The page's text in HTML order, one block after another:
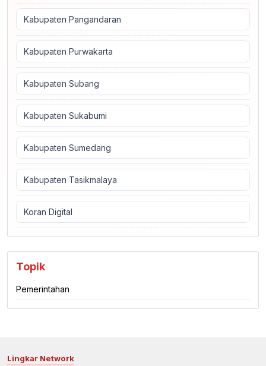
Kabupaten Pangandaran
Kabupaten Purwakarta
Kabupaten Subang
Kabupaten Sukabumi
Kabupaten Sumedang
Kabupaten Tasikmalaya
Koran Digital
Topik
Pemerintahan
Lingkar Network